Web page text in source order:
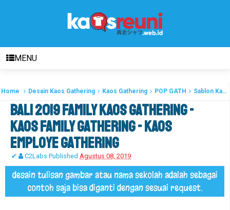
MENU
Home Desain Kaos Gathering Kaos Gathering POP GATH Sablon Kaos Gathering
Bali 2019 Family Kaos Gathering -
Kaos Family Gathering - Kaos
Employe Gathering
✔ C2Labs Published Agustus 08, 2019
desain tulisan gambar atau nama sekolah adalah sebagai
contoh saja bisa diganti dengan sesuai request.